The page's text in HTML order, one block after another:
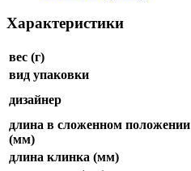
Характеристики
вес (г)
вид упаковки
дизайнер
длина в сложенном положении
(мм)
длина клинка (мм)